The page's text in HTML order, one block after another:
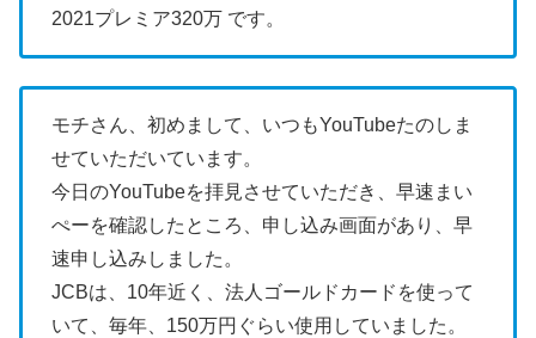
2021プレミア320万 です。
モチさん、初めまして、いつもYouTubeたのしま
せていただいています。
今日のYouTubeを拝見させていただき、早速まい
ぺーを確認したところ、申し込み画面があり、早
速申し込みしました。
JCBは、10年近く、法人ゴールドカードを使って
いて、毎年、150万円ぐらい使用していました。